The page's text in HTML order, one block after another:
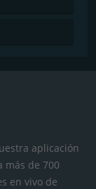
aplicación
más de 700
en vivo de